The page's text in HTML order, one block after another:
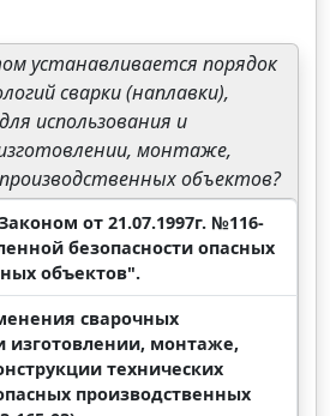
устанавливается порядок
сварки (наплавки),
использования и
монтаже,
объектов?
от 21.07.1997г. №116-
безопасности опасных
объектов".
сварочных
изготовлении, монтаже,
технических
производственных